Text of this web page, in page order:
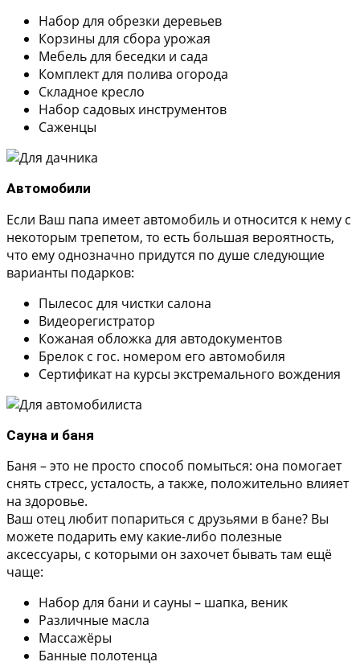
Набор для обрезки деревьев
Корзины для сбора урожая
Мебель для беседки и сада
Комплект для полива огорода
Складное кресло
Набор садовых инструментов
Саженцы
Автомобили
Если Ваш папа имеет автомобиль и относится к нему с
некоторым трепетом, то есть большая вероятность,
что ему однозначно придутся по душе следующие
варианты подарков:
Пылесос для чистки салона
Видеорегистратор
Кожаная обложка для автодокументов
Брелок с гос. номером его автомобиля
Сертификат на курсы экстремального вождения
Сауна и баня
Баня – это не просто способ помыться: она помогает
снять стресс, усталость, а также, положительно влияет
на здоровье.
Ваш отец любит попариться с друзьями в бане? Вы
можете подарить ему какие-либо полезные
аксессуары, с которыми он захочет бывать там ещё
чаще:
Набор для бани и сауны – шапка, веник
Различные масла
Массажёры
Банные полотенца